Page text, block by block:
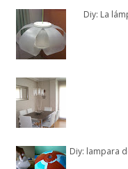
Diy: La
Diy: lampara